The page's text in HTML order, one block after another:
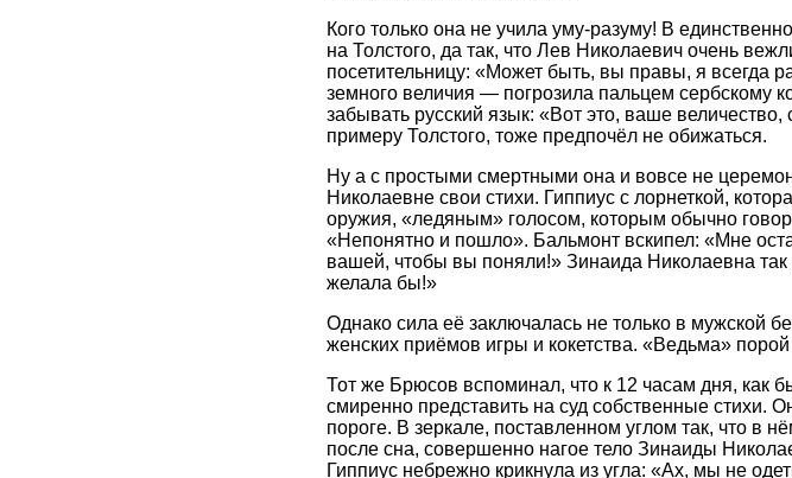
Кого только она не учила уму-разуму! В
на Толстого, да так, что Лев Николаевич очень
посетительницу: «Может быть, вы правы, я всегда
земного величия — погрозила пальцем сербскому
забывать русский язык: «Вот это, ваше
примеру Толстого, тоже предпочёл не обижаться.
Ну а с простыми смертными она и вовсе не
Николаевне свои стихи. Гиппиус с лорнеткой,
оружия, «ледяным» голосом, которым обычно
«Непонятно и пошло». Бальмонт вскипел: «Мне
вашей, чтобы вы поняли!» Зинаида Николаевна
желала бы!»
Однако сила её заключалась не только в мужской
женских приёмов игры и кокетства. «Ведьма»
Тот же Брюсов вспоминал, что к 12 часам дня, как
смиренно представить на суд собственные стихи.
пороге. В зеркале, поставленном углом так, что в
после сна, совершенно нагое тело Зинаиды
Гиппиус небрежно крикнула из угла: «Ах, мы не